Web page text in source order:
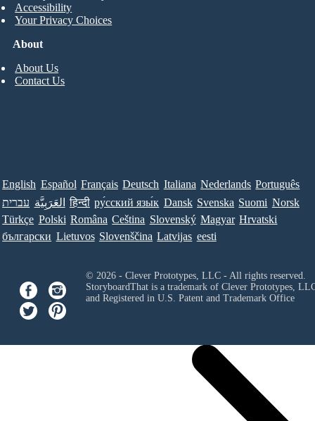
About
About Us
Contact Us
Accessibility
Your Privacy Choices
English Español Français Deutsch Italiana Nederlands Português
עברית العَرَبِيَّة हिन्दी ру́сский язы́к Dansk Svenska Suomi Norsk
Türkçe Polski Româna Ceština Slovenský Magyar Hrvatski
български Lietuvos Slovenščina Latvijas eesti
© 2026 - Clever Prototypes, LLC - All rights reserved.
StoryboardThat is a trademark of Clever Prototypes,
and Registered in U.S. Patent and Trademark Office